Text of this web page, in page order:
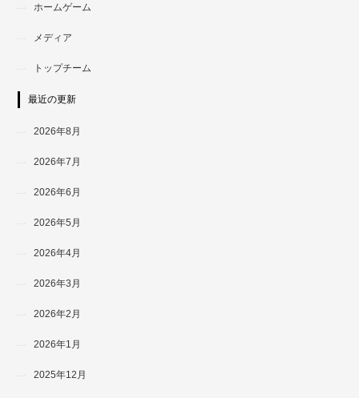
ホームゲーム
メディア
トップチーム
最近の更新
2026年8月
2026年7月
2026年6月
2026年5月
2026年4月
2026年3月
2026年2月
2026年1月
2025年12月